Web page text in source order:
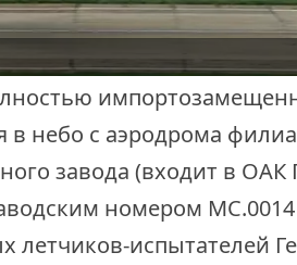
в небо с аэродрома
завода (входит в ОАК
номером
летчиков-испытателей